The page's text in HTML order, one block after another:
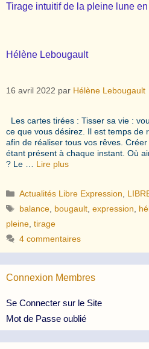
Tirage intuitif de la pleine lune
Hélène Lebougault
16 avril 2022 par Hélène Lebougault
Les cartes tirées : Tisser sa vie :
ce que vous désirez. Il est temps de
afin de réaliser tous vos rêves.
étant présent à chaque instant. Où
? Le … Lire plus
Catégories
Actualités Libre Expression
Étiquettes
balance bougault ,expression
pleine tirage
4 commentaires
Connexion Membres
Se Connecter sur le Site
Mot de Passe oublié